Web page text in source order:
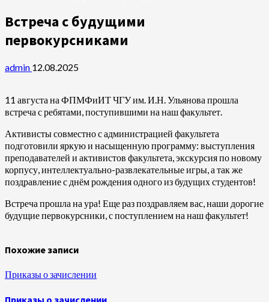
Встреча с будущими
первокурсниками
admin 12.08.2025
11 августа на ФПМФиИТ ЧГУ им. И.Н. Ульянова прошла
встреча с ребятами, поступившими на наш факультет.
Активисты совместно с администрацией факультета
подготовили яркую и насыщенную программу: выступления
преподавателей и активистов факультета, экскурсия по новому
корпусу, интеллектуально-развлекательные игры, а так же
поздравление с днём рождения одного из будущих студентов!
Встреча прошла на ура! Еще раз поздравляем вас, наши дорогие
будущие первокурсники, с поступлением на наш факультет!
Похожие записи
Приказы о зачислении
Приказы о зачислении